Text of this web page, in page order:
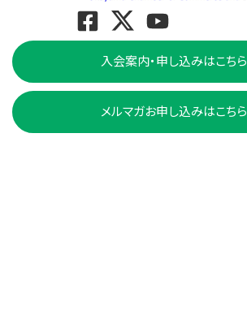
入会案内・申し込みはこちら
メルマガお申し込みはこちら